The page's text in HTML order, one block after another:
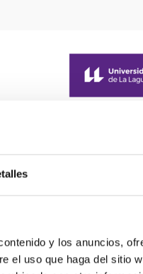
y los anuncios,
el uso que haga del sitio
Sitemap
Legal notice
Cookies policy